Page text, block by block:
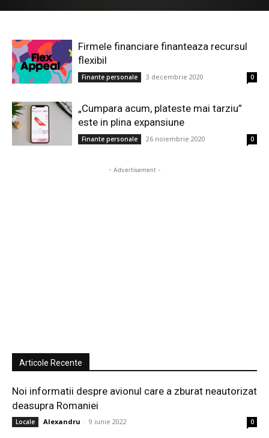
Firmele financiare finanteaza recursul
flexibil
Finante personale 3 decembrie 2020 0
„Cumpara acum, plateste mai tarziu”
este in plina expansiune
Finante personale 26 noiembrie 2020 0
- Advertisement -
Articole Recente
Noi informatii despre avionul care a zburat neautorizat
deasupra Romaniei
Locale Alexandru - 9 iunie 2022 0